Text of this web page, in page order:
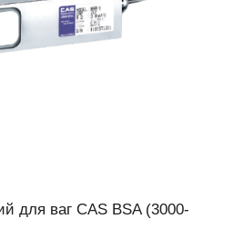
для ваг CAS BSA (3000-